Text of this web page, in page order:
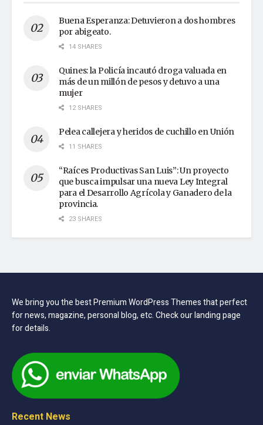
Buena Esperanza: Detuvieron a dos hombres
por abigeato.
14 SHARES
Quines: la Policía incautó droga valuada en
más de un millón de pesos y detuvo a una
mujer
12 SHARES
Pelea callejera y heridos de cuchillo en Unión
11 SHARES
“Raíces Productivas San Luis”: Un proyecto
que busca impulsar una nueva Ley Integral
para el Desarrollo Agrícola y Ganadero de la
provincia.
23 SHARES
We bring you the best Premium WordPress Themes that perfect
for news, magazine, personal blog, etc. Check our landing page
for details.
Recent News